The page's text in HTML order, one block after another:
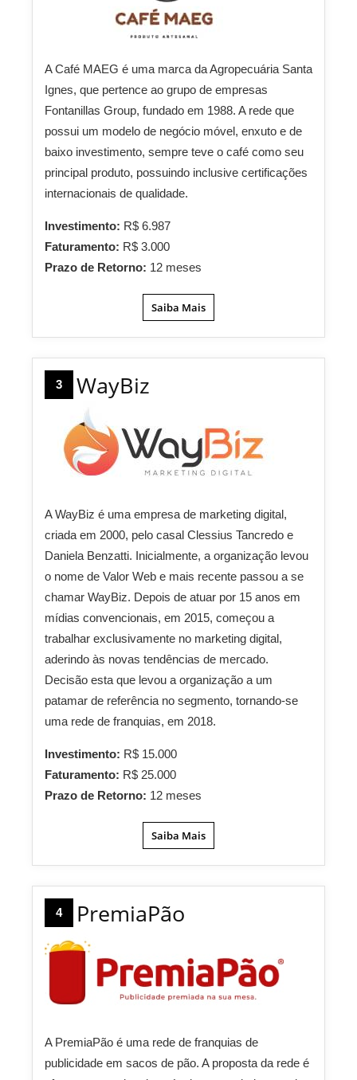
A Café MAEG é uma marca da Agropecuária Santa
Ignes, que pertence ao grupo de empresas
Fontanillas Group, fundado em 1988. A rede que
possui um modelo de negócio móvel, enxuto e de
baixo investimento, sempre teve o café como seu
principal produto, possuindo inclusive certificações
internacionais de qualidade.
Investimento: R$ 6.987
Faturamento: R$ 3.000
Prazo de Retorno: 12 meses
Saiba Mais
3 WayBiz
A WayBiz é uma empresa de marketing digital,
criada em 2000, pelo casal Clessius Tancredo e
Daniela Benzatti. Inicialmente, a organização levou
o nome de Valor Web e mais recente passou a se
chamar WayBiz. Depois de atuar por 15 anos em
mídias convencionais, em 2015, começou a
trabalhar exclusivamente no marketing digital,
aderindo às novas tendências de mercado.
Decisão esta que levou a organização a um
patamar de referência no segmento, tornando-se
uma rede de franquias, em 2018.
Investimento: R$ 15.000
Faturamento: R$ 25.000
Prazo de Retorno: 12 meses
Saiba Mais
4 PremiaPão
A PremiaPão é uma rede de franquias de
publicidade em sacos de pão. A proposta da rede é